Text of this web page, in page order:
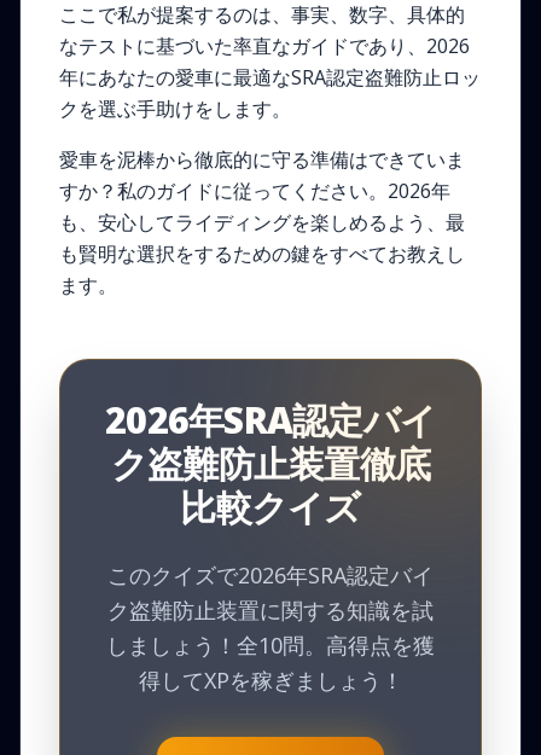
ここで私が提案するのは、事実、数字、具体的
なテストに基づいた率直なガイドであり、2026
年にあなたの愛車に最適なSRA認定盗難防止ロッ
クを選ぶ手助けをします。
愛車を泥棒から徹底的に守る準備はできていま
すか？私のガイドに従ってください。2026年
も、安心してライディングを楽しめるよう、最
も賢明な選択をするための鍵をすべてお教えし
ます。
2026年SRA認定バイ
ク盗難防止装置徹底
比較クイズ
このクイズで2026年SRA認定バイ
ク盗難防止装置に関する知識を試
しましょう！全10問。高得点を獲
得してXPを稼ぎましょう！